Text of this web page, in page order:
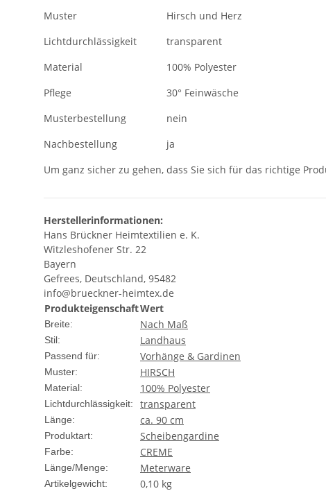
Muster
Hirsch und Herz
Lichtdurchlässigkeit
transparent
Material
100% Polyester
Pflege
30° Feinwäsche
Musterbestellung
nein
Nachbestellung
ja
Um ganz sicher zu gehen, dass Sie sich für das richtige
Herstellerinformationen:
Hans Brückner Heimtextilien e. K.
Witzleshofener Str. 22
Bayern
Gefrees, Deutschland, 95482
info@brueckner-heimtex.de
ProdukteigenschaftWert
Breite: Nach Maß
Stil: Landhaus
Passend für: Vorhänge & Gardinen
Muster: HIRSCH
Material: 100% Polyester
Lichtdurchlässigkeit: transparent
Länge: ca. 90 cm
Produktart: Scheibengardine
Farbe: CREME
Länge/Menge: Meterware
Artikelgewicht: 0,10 kg